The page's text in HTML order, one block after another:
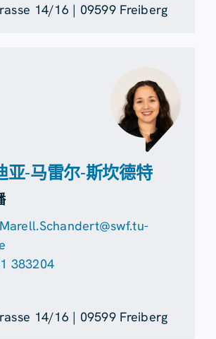
14/16 | 09599 Freiberg
亚-马雷尔-斯坎德特
383204
14/16 | 09599 Freiberg